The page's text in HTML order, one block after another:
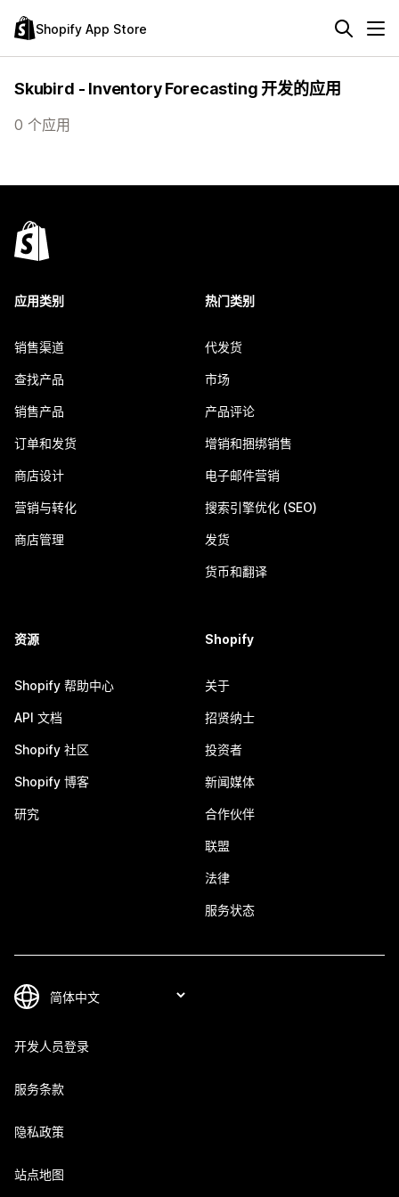
Shopify App Store
Skubird - Inventory Forecasting 开发的应用
0 个应用
应用类别
销售渠道
查找产品
销售产品
订单和发货
商店设计
营销与转化
商店管理
热门类别
代发货
市场
产品评论
增销和捆绑销售
电子邮件营销
搜索引擎优化 (SEO)
发货
货币和翻译
资源
Shopify 帮助中心
API 文档
Shopify 社区
Shopify 博客
研究
Shopify
关于
招贤纳士
投资者
新闻媒体
合作伙伴
联盟
法律
服务状态
开发人员登录
服务条款
隐私政策
站点地图